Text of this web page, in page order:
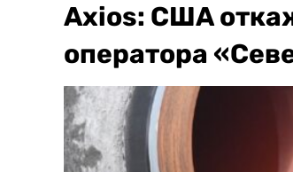
Axios: США
оператора